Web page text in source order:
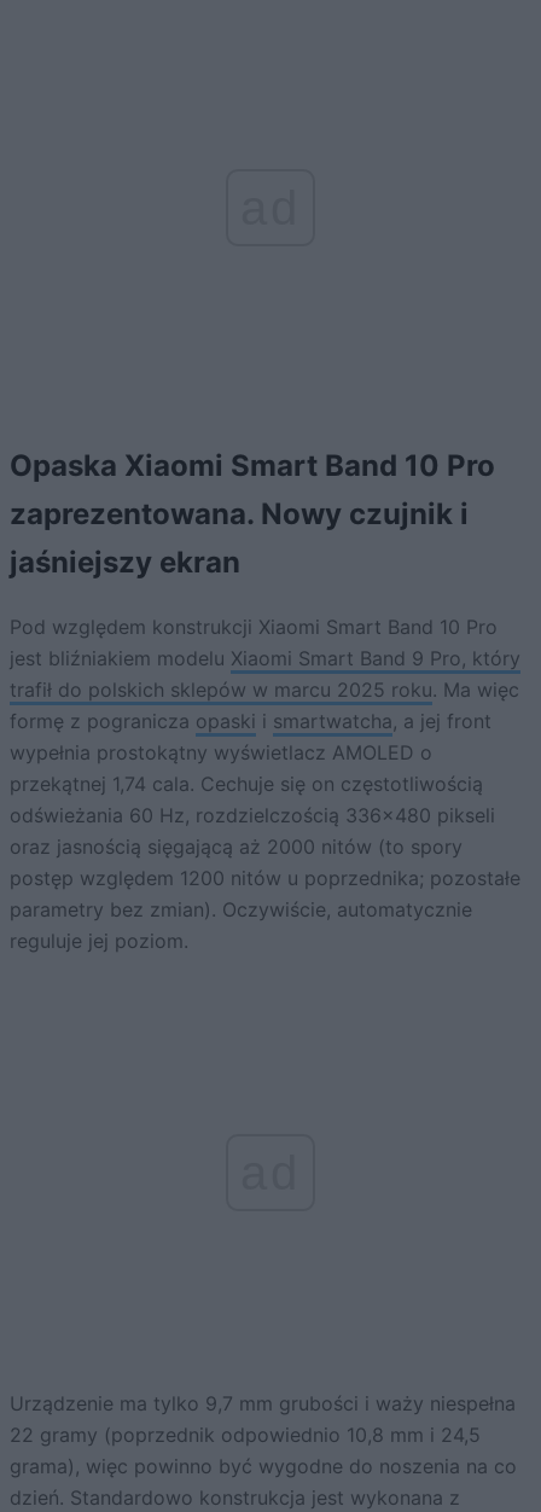
Opaska Xiaomi Smart Band 10 Pro
zaprezentowana. Nowy czujnik i
jaśniejszy ekran
Pod względem konstrukcji Xiaomi Smart Band 10 Pro
jest bliźniakiem modelu Xiaomi Smart Band 9 Pro, który
trafił do polskich sklepów w marcu 2025 roku. Ma więc
formę z pogranicza opaski i smartwatcha, a jej front
wypełnia prostokątny wyświetlacz AMOLED o
przekątnej 1,74 cala. Cechuje się on częstotliwością
odświeżania 60 Hz, rozdzielczością 336×480 pikseli
oraz jasnością sięgającą aż 2000 nitów (to spory
postęp względem 1200 nitów u poprzednika; pozostałe
parametry bez zmian). Oczywiście, automatycznie
reguluje jej poziom.
Urządzenie ma tylko 9,7 mm grubości i waży niespełna
22 gramy (poprzednik odpowiednio 10,8 mm i 24,5
grama), więc powinno być wygodne do noszenia na co
dzień. Standardowo konstrukcja jest wykonana z